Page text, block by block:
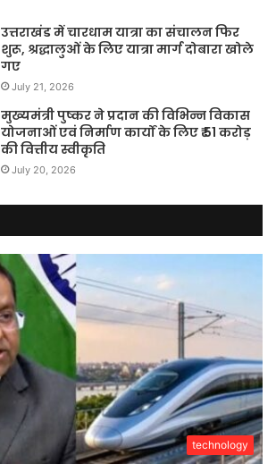
उत्तराखंड में चारधाम यात्रा का संचालन फिर
शुरू, श्रद्धालुओं के लिए यात्रा मार्ग दोबारा खोले
गए
July 21, 2026
मुख्यमंत्री पुष्कर ने प्रदान की विभिन्न विकास
योजनाओं एवं निर्माण कार्यों के लिए ₹ 51 करोड़
की वित्तीय स्वीकृति
July 20, 2026
technology